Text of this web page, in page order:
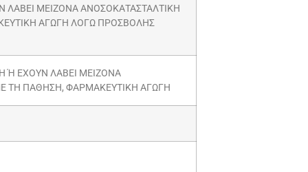
ΜΕΙΖΟΝΑ ΑΝΟΣΟΚΑΤΑΣΤΑΛΤΙΚΗ
ΑΓΩΓΗ ΛΟΓΩ ΠΡΟΣΒΟΛΗΣ
Ή ΕΧΟΥΝ ΛΑΒΕΙ ΜΕΙΖΟΝΑ
ΤΗ ΠΑΘΗΣΗ, ΦΑΡΜΑΚΕΥΤΙΚΗ ΑΓΩΓΗ